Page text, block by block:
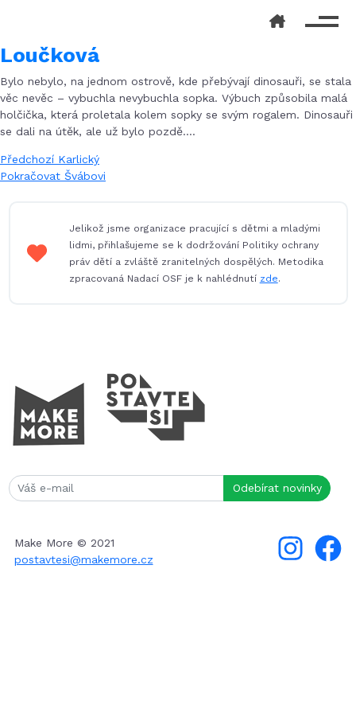
Loučková
Bylo nebylo, na jednom ostrově, kde přebývají dinosauři, se stala
věc nevěc – vybuchla nevybuchla sopka. Výbuch způsobila malá
holčička, která proletala kolem sopky se svým rogalem. Dinosauři
se dali na útěk, ale už bylo pozdě….
Navigace
pro
Předchozí Předchozí
příspěvek:
Karlický
Pokračovat Následující
Švábovi
Jelikož jsme organizace pracující s dětmi a mladými
lidmi, přihlašujeme se k dodržování Politiky ochrany
práv dětí a zvláště zranitelných dospělých. Metodika
zpracovaná Nadací OSF je k nahlédnutí zde.
Make More © 2021
postavtesi@makemore.cz